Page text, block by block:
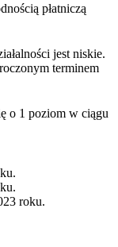
płatniczą
jest niskie.
terminem
o 1 poziom w ciągu
roku.